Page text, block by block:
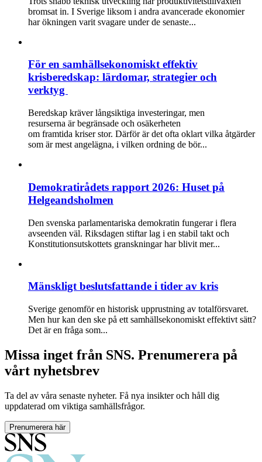
bromsat in. I Sverige liksom i andra avancerade ekonomier
har ökningen varit svagare under de senaste...
För en samhällsekonomiskt effektiv
krisberedskap: lärdomar, strategier och
verktyg
Beredskap kräver långsiktiga investeringar, men
resurserna är begränsade och osäkerheten
om framtida kriser stor. Därför är det ofta oklart vilka åtgärder
som är mest angelägna, i vilken ordning de bör...
Demokratirådets rapport 2026: Huset på
Helgeandsholmen
Den svenska parlamentariska demokratin fungerar i flera
avseenden väl. Riksdagen stiftar lag i en stabil takt och
Konstitutionsutskottets granskningar har blivit mer...
Mänskligt beslutsfattande i tider av kris
Sverige genomför en historisk upprustning av totalförsvaret.
Men hur kan den ske på ett samhällsekonomiskt effektivt sätt?
Det är en fråga som...
Missa inget från SNS. Prenumerera på
vårt nyhetsbrev
Ta del av våra senaste nyheter. Få nya insikter och håll dig
uppdaterad om viktiga samhällsfrågor.
Prenumerera här